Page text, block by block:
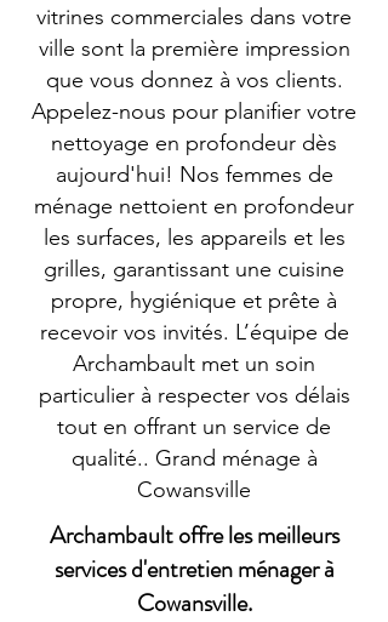
vitrines commerciales dans votre
ville sont la première impression
que vous donnez à vos clients.
Appelez-nous pour planifier votre
nettoyage en profondeur dès
aujourd'hui! Nos femmes de
ménage nettoient en profondeur
les surfaces, les appareils et les
grilles, garantissant une cuisine
propre, hygiénique et prête à
recevoir vos invités. L’équipe de
Archambault met un soin
particulier à respecter vos délais
tout en offrant un service de
qualité.. Grand ménage à
Cowansville
Archambault offre les meilleurs
services d'entretien ménager à
Cowansville.